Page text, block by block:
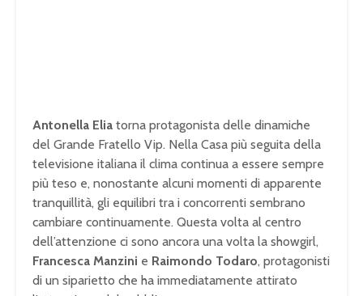
Antonella Elia torna protagonista delle dinamiche
del Grande Fratello Vip. Nella Casa più seguita della
televisione italiana il clima continua a essere sempre
più teso e, nonostante alcuni momenti di apparente
tranquillità, gli equilibri tra i concorrenti sembrano
cambiare continuamente. Questa volta al centro
dell’attenzione ci sono ancora una volta la showgirl,
Francesca Manzini e Raimondo Todaro, protagonisti
di un siparietto che ha immediatamente attirato